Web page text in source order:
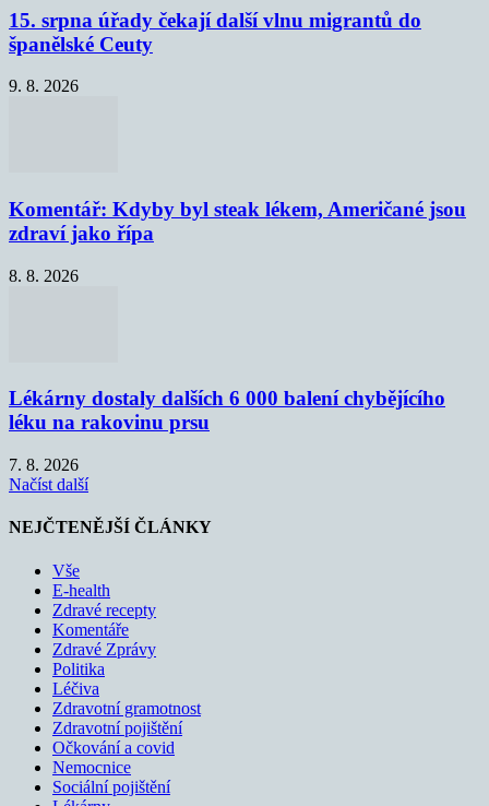
15. srpna úřady čekají další vlnu migrantů do
španělské Ceuty
9. 8. 2026
Komentář: Kdyby byl steak lékem, Američané jsou
zdraví jako řípa
8. 8. 2026
Lékárny dostaly dalších 6 000 balení chybějícího
léku na rakovinu prsu
7. 8. 2026
Načíst další
NEJČTENĚJŠÍ ČLÁNKY
Vše
E-health
Zdravé recepty
Komentáře
Zdravé Zprávy
Politika
Léčiva
Zdravotní gramotnost
Zdravotní pojištění
Očkování a covid
Nemocnice
Sociální pojištění